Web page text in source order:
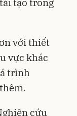
với thiết
vực khác
trình
cứu